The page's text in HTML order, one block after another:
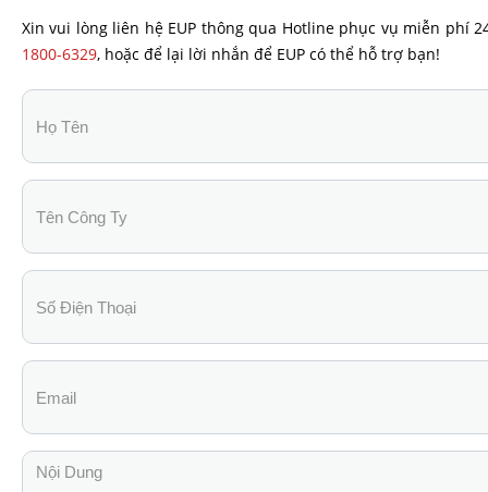
Xin vui lòng liên hệ EUP thông qua Hotline phục vụ miễn phí
1800-6329, hoặc để lại lời nhắn để EUP có thể hỗ trợ bạn!